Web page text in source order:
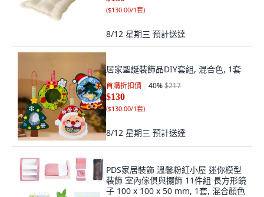
($130.00/1套)
8/12 星期三 預計送達
居家聖誕裝飾品DIY套組, 混合色, 1套
首購折扣價 40%$217
$130
($130.00/1套)
8/12 星期三 預計送達
PDS家居裝飾 溫馨粉紅小屋 迷你模型
裝飾 室內傢俱與擺飾 11件組 長方形鏡
子 100 x 100 x 50 mm, 1套, 混合顏色